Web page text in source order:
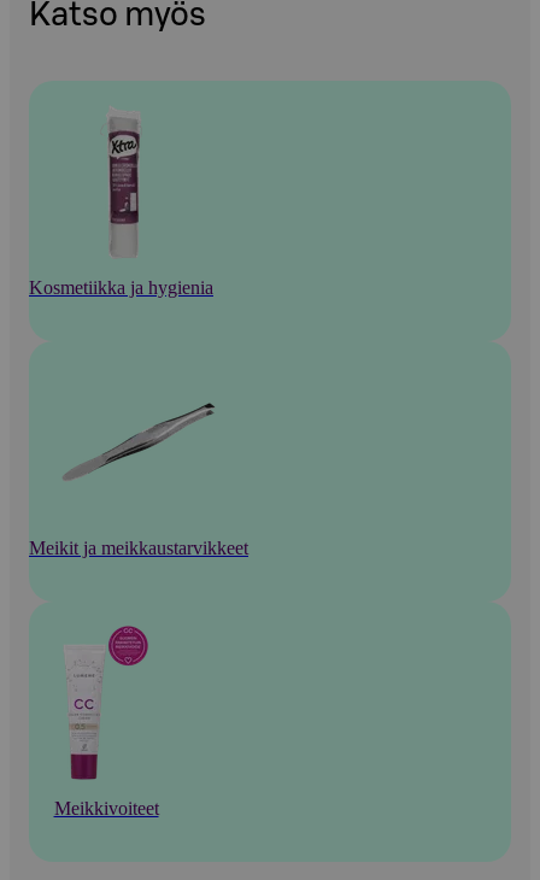
Katso myös
Kosmetiikka ja hygienia
Meikit ja meikkaustarvikkeet
Meikkivoiteet